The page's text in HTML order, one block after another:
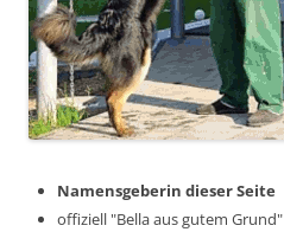
Namensgeberin dieser Seite
offiziell "Bella aus gutem Grund"